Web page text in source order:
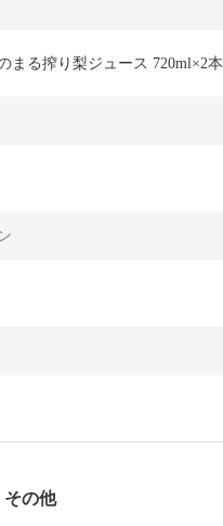
まる搾り梨ジュース 720ml×2本
その他